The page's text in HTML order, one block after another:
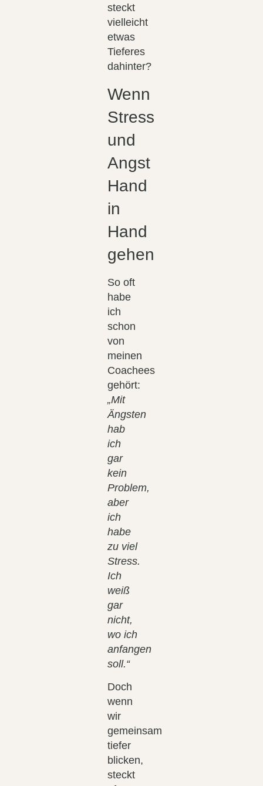
steckt
vielleicht
etwas
Tieferes
dahinter?
Wenn
Stress
und
Angst
Hand
in
Hand
gehen
So oft
habe
ich
schon
von
meinen
Coachees
gehört:
„Mit
Ängsten
hab
ich
gar
kein
Problem,
aber
ich
habe
zu viel
Stress.
Ich
weiß
gar
nicht,
wo ich
anfangen
soll.“
Doch
wenn
wir
gemeinsam
tiefer
blicken,
steckt